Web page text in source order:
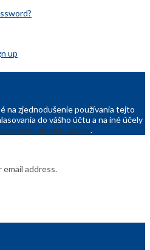
up
na zjednodušenie používania tejto
do vášho účtu a na iné účely
osobných údajov.
address.